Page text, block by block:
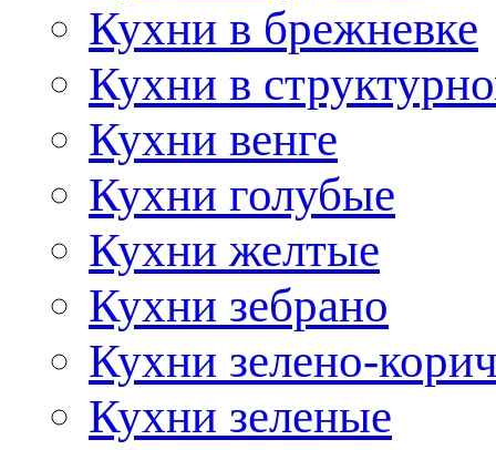
Кухни в брежневке
Кухни в
Кухни венге
Кухни голубые
Кухни желтые
Кухни зебрано
Кухни зелено-
Кухни зеленые